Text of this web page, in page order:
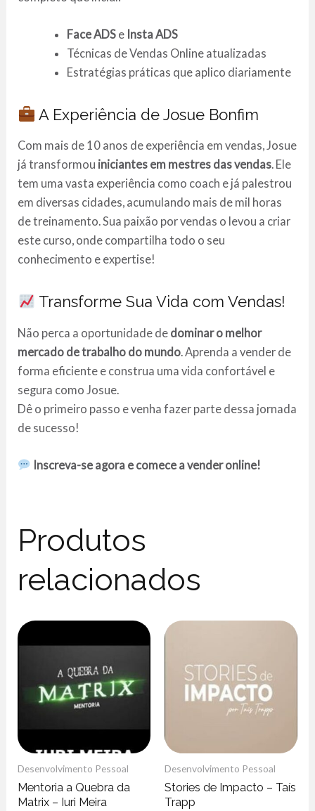
Face ADSe Insta ADS
Técnicas de Vendas Online atualizadas
Estratégias práticas que aplico diariamente
A Experiência de Josue Bonfim
Com mais de 10 anos de experiência em vendas, Josue
já transformou iniciantes em mestres das vendas. Ele
tem uma vasta experiência como coach e já palestrou
em diversas cidades, acumulando mais de mil horas
de treinamento. Sua paixão por vendas o levou a criar
este curso, onde compartilha todo o seu
conhecimento e expertise!
Transforme Sua Vida com Vendas!
Não perca a oportunidade de dominar o melhor
mercado de trabalho do mundo . Aprenda a vender de
forma eficiente e construa uma vida confortável e
segura como Josue.
Dê o primeiro passo e venha fazer parte dessa jornada
de sucesso!
Inscreva-se agora e comece a vender online!
Produtos
relacionados
Desenvolvimento Pessoal
Mentoria a Quebra da
Matrix – Iuri Meira
Desenvolvimento Pessoal
Stories de Impacto – Taís
Trapp